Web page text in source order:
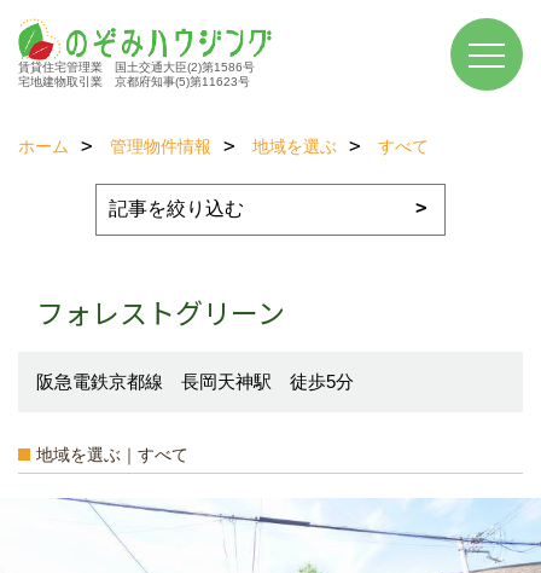
賃貸住宅管理業 国土交通大臣(2)第1586号
宅地建物取引業 京都府知事(5)第11623号
ホーム 管理物件情報 地域を選ぶ すべて
フォレストグリーン
阪急電鉄京都線 長岡天神駅 徒歩5分
地域を選ぶ｜すべて